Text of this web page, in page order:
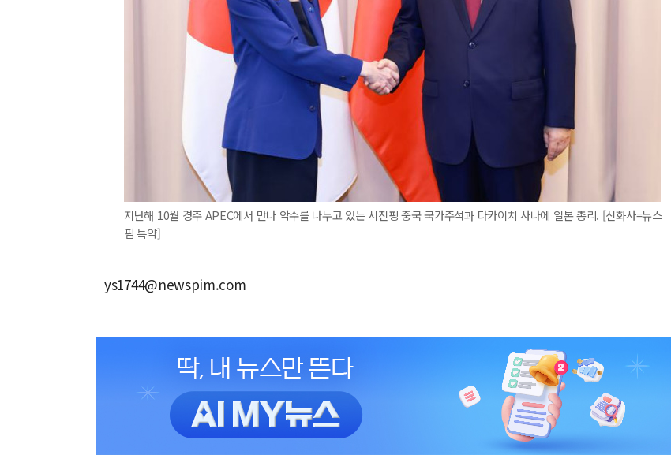
지난해 10월 경주 APEC에서 만나 악수를 나누고 있는 시진핑 중국 국가주석과 다카이치 사나에 일본 총리. [신화사=뉴스
핌 특약]
ys1744@newspim.com